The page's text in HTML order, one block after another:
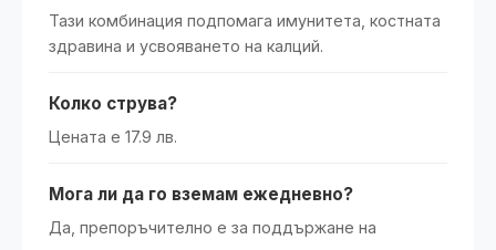
Тази комбинация подпомага имунитета, костната
здравина и усвояването на калций.
Колко струва?
Цената е 17.9 лв.
Мога ли да го вземам ежедневно?
Да, препоръчително е за поддържане на